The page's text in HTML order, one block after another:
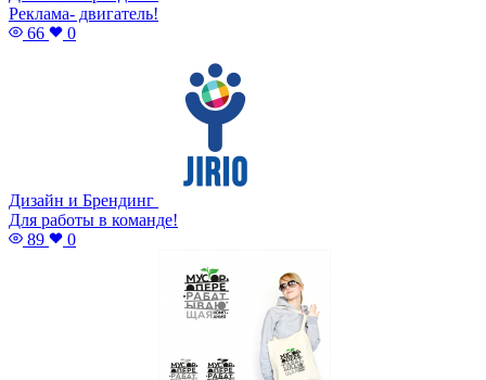
Реклама- двигатель!
66
0
Дизайн и Брендинг
Для работы в команде!
89
0